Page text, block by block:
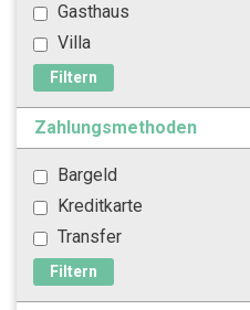
Gasthaus
Villa
Filtern
Zahlungsmethoden
Bargeld
Kreditkarte
Transfer
Filtern